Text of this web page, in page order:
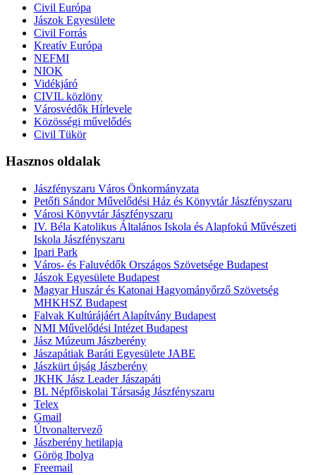
Civil Európa
Jászok Egyesülete
Civil Forrás
Kreatív Európa
NEFMI
NIOK
Vidékjáró
CIVIL közlöny
Városvédők Hírlevele
Közösségi művelődés
Civil Tükör
Hasznos oldalak
Jászfényszaru Város Önkormányzata
Petőfi Sándor Művelődési Ház és Könyvtár Jászfényszaru
Városi Könyvtár Jászfényszaru
IV. Béla Katolikus Általános Iskola és Alapfokú Művészeti
Iskola Jászfényszaru
Ipari Park
Város- és Faluvédők Országos Szövetsége Budapest
Jászok Egyesülete Budapest
Magyar Huszár és Katonai Hagyományőrző Szövetség
MHKHSZ Budapest
Falvak Kultúrájáért Alapítvány Budapest
NMI Művelődési Intézet Budapest
Jász Múzeum Jászberény
Jászapátiak Baráti Egyesülete JABE
Jászkürt újság Jászberény
JKHK Jász Leader Jászapáti
BL Népfőiskolai Társaság Jászfényszaru
Telex
Gmail
Útvonaltervező
Jászberény hetilapja
Görög Ibolya
Freemail